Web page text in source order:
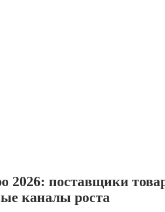
2026: поставщики
каналы роста